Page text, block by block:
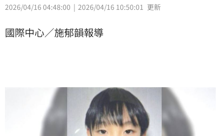
2026/04/16 04:48:00 2026/04/16 10:50:01 更新
國際中心／施郁韻報導